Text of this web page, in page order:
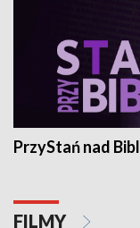
PrzyStań nad
FILMY